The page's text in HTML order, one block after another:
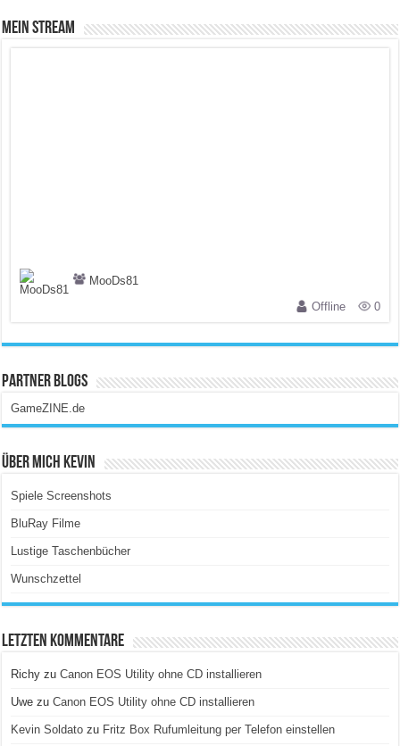
Mein Stream
MooDs81
Offline
0
Partner Blogs
GameZINE.de
Über Mich Kevin
Spiele Screenshots
BluRay Filme
Lustige Taschenbücher
Wunschzettel
Letzten Kommentare
Richy zuCanon EOS Utility ohne CD installieren
Uwe zuCanon EOS Utility ohne CD installieren
Kevin Soldato zu Fritz Box Rufumleitung per Telefon einstellen